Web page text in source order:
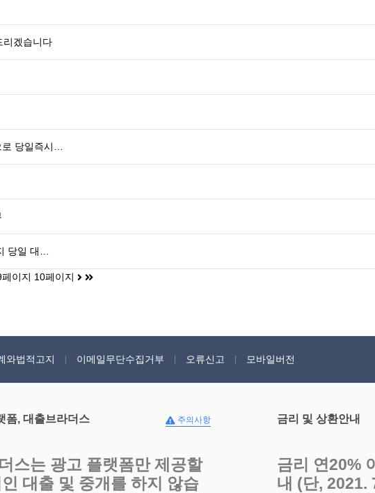
리겠습니다
당일즉시…
당일 대…
페이지 10페이지
와법적고지 이메일무단수집거부 오류신고 모바일버전
폼, 대출브라더스 주의사항
스는 광고 플랫폼만 제공할
대출 및 중개를 하지 않습
금리 및 상환안내
금리 연20%
내 (단, 2021.